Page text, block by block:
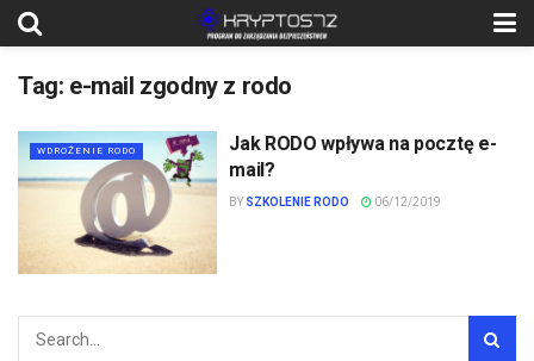
Tag: e-mail zgodny z rodo
WDROŻENIE RODO
Jak RODO wpływa na pocztę e-
mail?
BY SZKOLENIE RODO 06/12/2019